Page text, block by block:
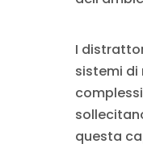
I
sistemi di
questa